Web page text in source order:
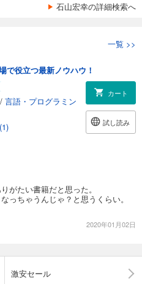
石山宏幸の詳細検索へ
一覧 >>
役立つ最新ノウハウ！
/ 言語・プログラミン
(1)
カート
試し読み
がたい書籍だと思った。
っちゃうんじゃ？と思うくらい。
2020年01月02日
激安セール